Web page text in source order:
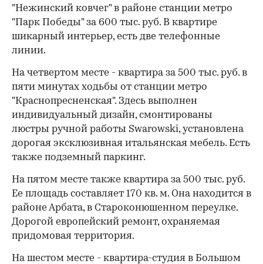
"Нежинский ковчег" в районе станции метро
"Парк Победы" за 600 тыс. руб. В квартире
шикарный интерьер, есть две телефонные
линии.
На четвертом месте - квартира за 500 тыс. руб. в
пяти минутах ходьбы от станции метро
"Краснопресненская". Здесь выполнен
индивидуальный дизайн, смонтированы
люстры ручной работы Swarowski, установлена
дорогая эксклюзивная итальянская мебель. Есть
также подземный паркинг.
На пятом месте также квартира за 500 тыс. руб.
Ее площадь составляет 170 кв. м. Она находится в
районе Арбата, в Староконюшенном переулке.
Дорогой европейский ремонт, охраняемая
придомовая территория.
На шестом месте - квартира-студия в Большом